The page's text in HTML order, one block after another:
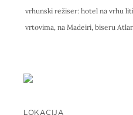
vrhunski režiser: hotel na vrhu
vrtovima, na Madeiri, biseru
LOKACIJA